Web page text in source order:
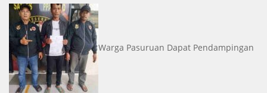
Warga Pasuruan Dapat Pendampingan